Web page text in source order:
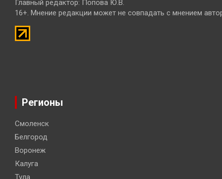
Главный редактор: Попова Ю.В.
16+. Мнение редакции может не совпадать с мнением
Регионы
Смоленск
Белгород
Воронеж
Калуга
Тула